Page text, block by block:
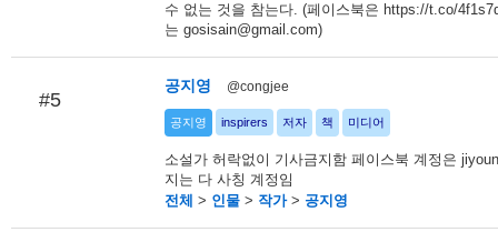
수 없는 것을 참는다. (페이스북은 https://t.co/
는 gosisain@gmail.com)
#5
공지영 @congjee
공지영 inspirers 저자 책 미디어
소설가 허락없이 기사금지함 페이스북 계정은
지는 다 사칭 계정임
전체 > 인물 > 작가> 공지영